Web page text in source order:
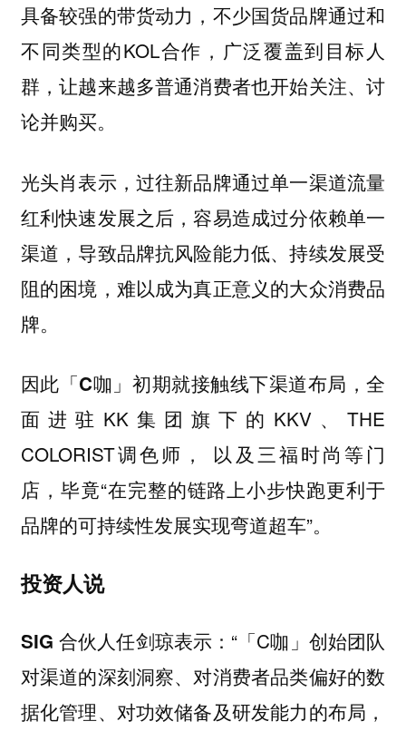
具备较强的带货动力，不少国货品牌通过和
不同类型的KOL合作，广泛覆盖到目标人
群，让越来越多普通消费者也开始关注、讨
论并购买。
光头肖表示，过往新品牌通过单一渠道流量
红利快速发展之后，容易造成过分依赖单一
渠道，导致品牌抗风险能力低、持续发展受
阻的困境，难以成为真正意义的大众消费品
牌。
因此 「C咖」初期就接触线下渠道布局 ，全
面进驻KK集团旗下的KKV、THE
COLORIST调色师， 以及三福时尚等门
店，毕竟“在完整的链路上小步快跑更利于
品牌的可持续性发展实现弯道超车”。
投资人说
SIG 合伙人任剑琼表示： “「C咖」创始团队
对渠道的深刻洞察、对消费者品类偏好的数
据化管理、对功效储备及研发能力的布局，